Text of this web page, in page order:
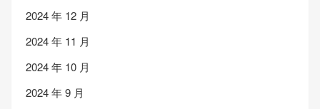
2024 年 12 月
2024 年 11 月
2024 年 10 月
2024 年 9 月